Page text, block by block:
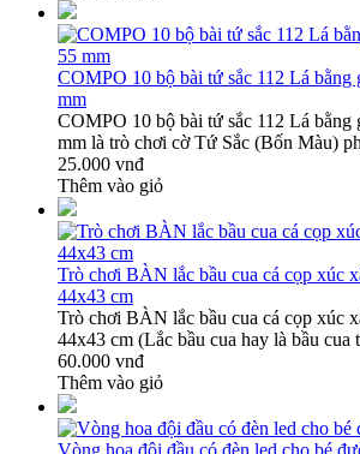
COMPO 10 bộ bài tứ sắc 112 Lá bằng
mm
COMPO 10 bộ bài tứ sắc 112 Lá bằng
mm là trò chơi cờ Tứ Sắc (Bốn Màu)
25.000 vnđ
Thêm vào giỏ
Trò chơi BÀN lắc bầu cua cá cọp xúc
44x43 cm
Trò chơi BÀN lắc bầu cua cá cọp xúc
44x43 cm (Lắc bầu cua hay là bầu cua
60.000 vnđ
Thêm vào giỏ
Vòng hoa đội đầu có đèn led cho bé